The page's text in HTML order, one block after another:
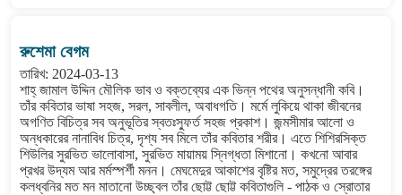
রুশেমা বেগম
তারিখ: 2024-03-13
শাহ্ জামাল উদ্দিন মৌলিক ভাব ও বক্তব্যের এক ভিন্ন পথের অনুসন্ধানী কবি।
তাঁর কবিতার ভাষা সহজ, সরল, সাবলীল, অবাধগতি। মর্মে লুকিয়ে থাকা জীবনের
অগণিত বিচিত্র সব অনুভূতির স্বতঃস্ফুর্ত সহজ প্রকাশ। জন্মসীমার আলো ও
অন্ধকারের নানাবিধ চিত্র, দৃশ্য সব মিলে তাঁর কবিতার শরীর। এতে শিশিরসিক্ত
শিউলির সুরভিত ভালোবাসা, সুরভিত মায়াময় স্নিগ্ধতা মিশানো। কখনো আবার
প্রখর উদ্যম আর মর্মস্পর্শী মনন। মেঘমেদুর আকাশের বৃষ্টির মত, সমুদ্রের তরঙ্গের
কলধ্বনির মত মন মাতানো উচ্ছ্বল তাঁর ছোট্ট ছোট্ট কবিতাগুলি - পাঠক ও স্রোতার